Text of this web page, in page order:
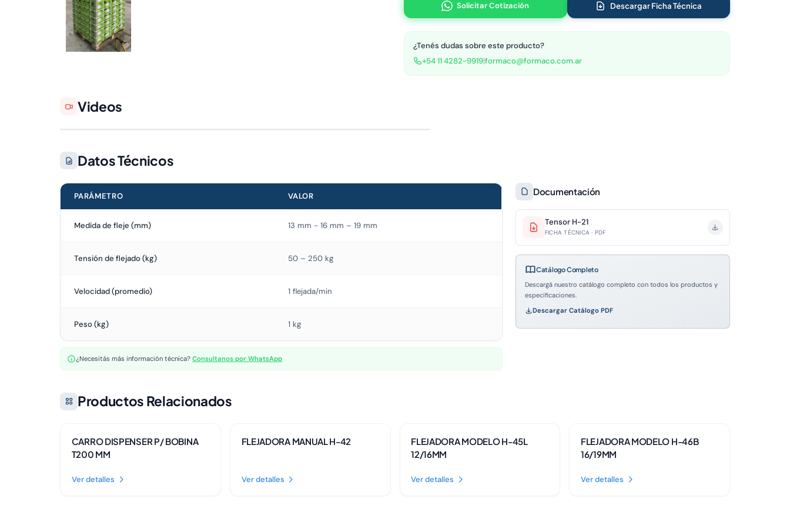
Solicitar Cotización Descargar Ficha Técnica
¿Tenés dudas sobre este producto?
+54 11 4282-9919|formaco@formaco.com.ar
Videos
Datos Técnicos
PARÁMETRO VALOR
Medida de fleje (mm) 13 mm - 16 mm – 19 mm
Tensión de flejado (kg) 50 – 250 kg
Velocidad (promedio) 1 flejada/min
Peso (kg) 1 kg
¿Necesitás más información técnica?Consultanos por WhatsApp
Documentación
Tensor H-21
FICHA TÉCNICA · PDF
Catálogo Completo
Descargá nuestro catálogo completo con todos los productos y
especificaciones.
Descargar Catálogo PDF
Productos Relacionados
Disponible
CARRO DISPENSER P/ BOBINA
T200 MM
Ver detalles
Disponible
FLEJADORA MANUAL H-42
Ver detalles
Disponible
FLEJADORA MODELO H-45L
12/16MM
Ver detalles
Disponible
FLEJADORA MODELO H-46B
16/19MM
Ver detalles